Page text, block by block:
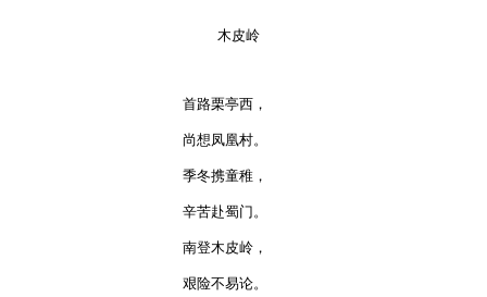
    木皮岭
首路栗亭西，
尚想凤凰村。
季冬携童稚，
辛苦赴蜀门。
南登木皮岭，
艰险不易论。